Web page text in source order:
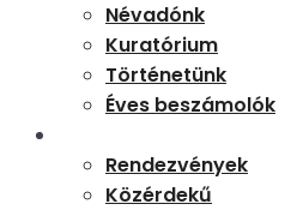
Névadónk
Kuratórium
Történetünk
Éves beszámolók
Rendezvények
Közérdekű